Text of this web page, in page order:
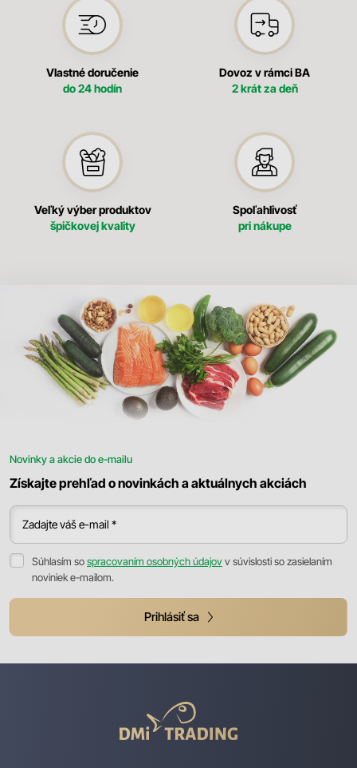
Vlastné doručenie
do 24 hodín
Dovoz v rámci BA
2 krát za deň
Veľký výber produktov
špičkovej kvality
Spoľahlivosť
pri nákupe
Novinky a akcie do e-mailu
Získajte prehľad o novinkách a aktuálnych akciách
Zadajte váš e-mail *
Súhlasím sospracovaním osobných údajovv súvislosti so zasielaním
noviniek e-mailom.
Prihlásiť sa
Trading